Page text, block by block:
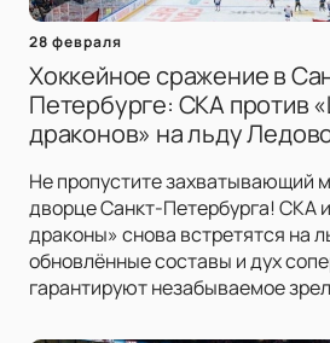
28 февраля
Хоккейное сражение в
Петербурге: СКА против
драконов» на льду
Не пропустите захватывающий
дворце Санкт-Петербурга! СКА
драконы» снова встретятся на
обновлённые составы и дух
гарантируют незабываемое